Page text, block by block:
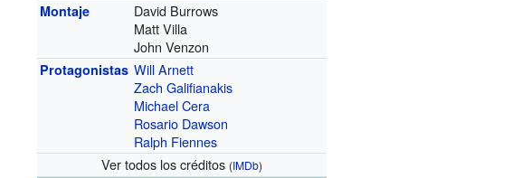
Montaje
David Burrows
Matt Villa
John Venzon
Protagonistas Will Arnett
Zach Galifianakis
Michael Cera
Rosario Dawson
Ralph Fiennes
Ver todos los créditos (IMDb)